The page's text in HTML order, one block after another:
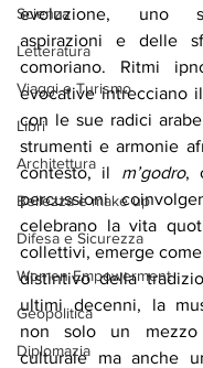
Scienza
Letteratura
Viaggi e Turismo
Libri
Architettura
Bellezza e make up
Difesa e Sicurezza
Women Empowerment
Geopolitica
Diplomazia
evoluzione, uno
aspirazioni e delle
comoriano. Ritmi
evocative intrecciano il
con le sue radici
strumenti e armonie
contesto, il m’godro,
percussioni
celebrano la vita
collettivi, emerge
distintivo della
ultimi decenni, la
non solo un mezzo
culturale ma anche